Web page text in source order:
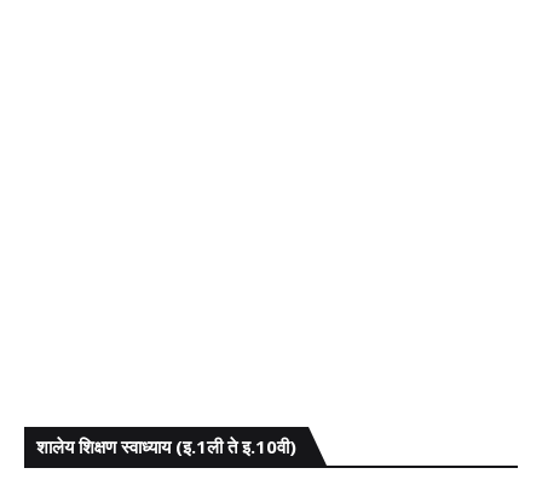
शालेय शिक्षण स्वाध्याय (इ.1ली ते इ.10वी)